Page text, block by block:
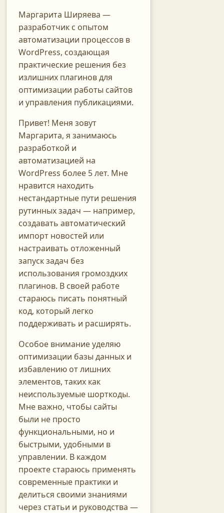
Маргарита Ширяева —
разработчик с опытом
автоматизации процессов в
WordPress, создающая
практические решения без
излишних плагинов для
оптимизации работы сайтов
и управления публикациями.
Привет! Меня зовут
Маргарита, я занимаюсь
разработкой и
автоматизацией на
WordPress более 5 лет. Мне
нравится находить
нестандартные пути решения
рутинных задач — например,
создавать автоматический
импорт новостей или
настраивать отложенный
запуск задач без
использования громоздких
плагинов. В своей работе
стараюсь писать понятный
код, который легко
поддерживать и расширять.
Особое внимание уделяю
оптимизации базы данных и
избавлению от лишних
элементов, таких как
неиспользуемые шорткоды.
Мне важно, чтобы сайты
были не просто
функциональными, но и
быстрыми, удобными в
управлении. В каждом
проекте стараюсь применять
современные практики и
делиться своими знаниями
через статьи и руководства —